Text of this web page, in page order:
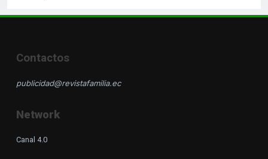
Contactos
publicidad@revistafamilia.ec
Network
Canal 4.0